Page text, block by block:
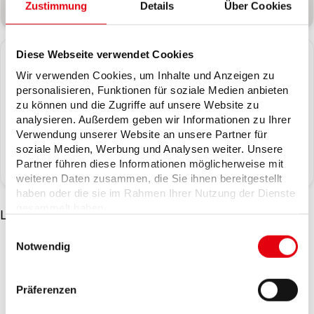
Zustimmung Details Über Cookies
Diese Webseite verwendet Cookies
Wir verwenden Cookies, um Inhalte und Anzeigen zu
personalisieren, Funktionen für soziale Medien anbieten
zu können und die Zugriffe auf unsere Website zu
analysieren. Außerdem geben wir Informationen zu Ihrer
Verwendung unserer Website an unsere Partner für
soziale Medien, Werbung und Analysen weiter. Unsere
Partner führen diese Informationen möglicherweise mit
weiteren Daten zusammen, die Sie ihnen bereitgestellt
haben oder die sie im Rahmen Ihrer Nutzung der Dienste
Datenschutzniveau existiert. Das birgt das Risiko des
von Betroffenenrechten, fehlende Rechtsmittel und
den Kontrollverlust über Ihre Daten.
Notwendig
Präferenzen
Lilienthaler Heerstr.
Wasser
10.08.2026
10.08.2026
28207
Bremen
Fleetrade
Letzte Aktualisierung: 10.08.2026